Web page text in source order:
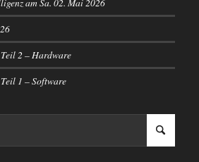
2 – Hardware
1 – Software